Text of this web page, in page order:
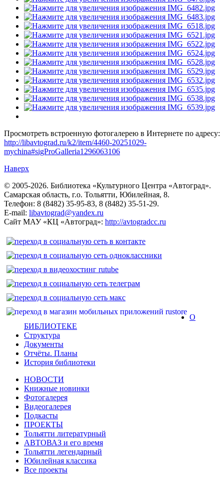
Просмотреть встроенную фотогалерею в Интернете по адресу:
http://libavtograd.ru/k2/item/4460-20251029-
mychina#sigProGalleria1296063106
Наверх
© 2005-2026. Библиотека «Культурного Центра «Автоград».
Самарская область, г.о. Тольятти, Юбилейная, 8.
Телефон: 8 (8482) 35-95-83, 8 (8482) 35-51-29.
E-mail: libavtograd@yandex.ru
Сайт МАУ «КЦ «Автоград»: http://avtogradcc.ru
О
БИБЛИОТЕКЕ
Структура
Документы
Отчёты. Планы
История библиотеки
НОВОСТИ
Книжные новинки
Фотогалерея
Видеогалерея
Подкасты
ПРОЕКТЫ
Тольятти литературный
АВТОВАЗ и его время
Тольятти легендарный
Юбилейная классика
Все проекты